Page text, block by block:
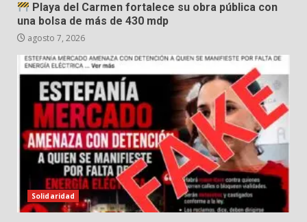
Playa del Carmen fortalece su obra pública con
una bolsa de más de 430 mdp
agosto 7, 2026
Solidaridad